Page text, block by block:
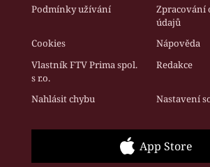
Podmínky užívání
Zpracování
údajů
Cookies
Nápověda
Vlastník FTV Prima spol.
s r.o.
Redakce
Nahlásit chybu Nastavení
App Store